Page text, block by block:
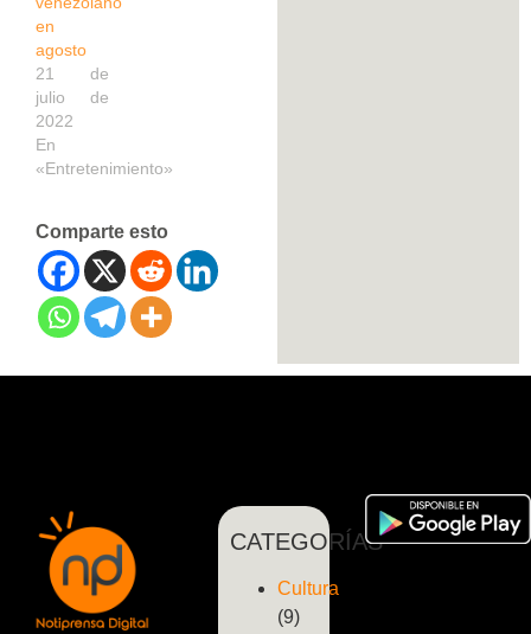
en
agosto
21 de
julio de
2022
En
«Entretenimiento»
Comparte esto
CATEGORÍAS
Cultura
(9)